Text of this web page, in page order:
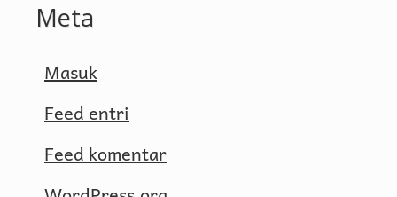
Meta
Masuk
Feed entri
Feed komentar